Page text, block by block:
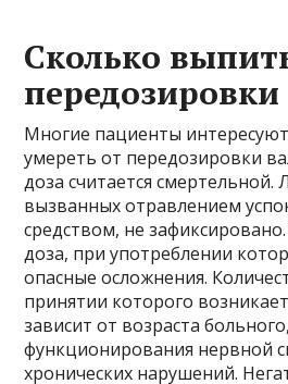
Сколько
передозировки
Многие пациенты
умереть от передозировки
доза считается смертельной.
вызванных отравлением
средством, не
доза, при употреблении
опасные осложнения.
принятии которого
зависит от возраста
функционирования нервной
хронических нарушений.